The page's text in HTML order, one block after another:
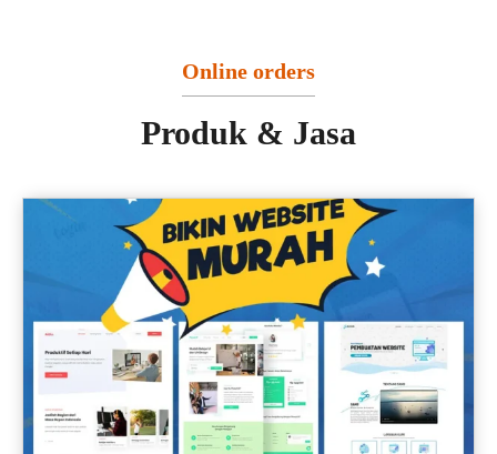
Online orders
Produk & Jasa